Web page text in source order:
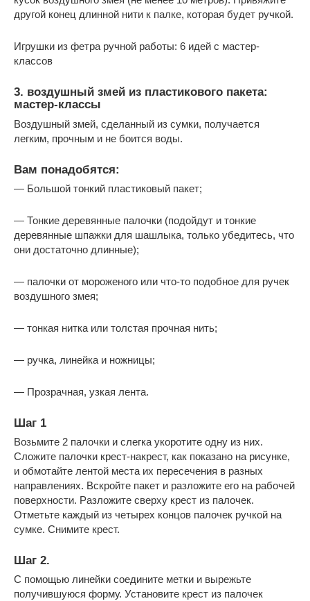
другой конец длинной нити к палке, которая будет ручкой.
Игрушки из фетра ручной работы: 6 идей с мастер-
классов
3. воздушный змей из пластикового пакета:
мастер-классы
Воздушный змей, сделанный из сумки, получается
легким, прочным и не боится воды.
Вам понадобятся:
— Большой тонкий пластиковый пакет;
— Тонкие деревянные палочки (подойдут и тонкие
деревянные шпажки для шашлыка, только убедитесь, что
они достаточно длинные);
— палочки от мороженого или что-то подобное для ручек
воздушного змея;
— тонкая нитка или толстая прочная нить;
— ручка, линейка и ножницы;
— Прозрачная, узкая лента.
Шаг 1
Возьмите 2 палочки и слегка укоротите одну из них.
Сложите палочки крест-накрест, как показано на рисунке,
и обмотайте лентой места их пересечения в разных
направлениях. Вскройте пакет и разложите его на рабочей
поверхности. Разложите сверху крест из палочек.
Отметьте каждый из четырех концов палочек ручкой на
сумке. Снимите крест.
Шаг 2.
С помощью линейки соедините метки и вырежьте
получившуюся форму. Установите крест из палочек